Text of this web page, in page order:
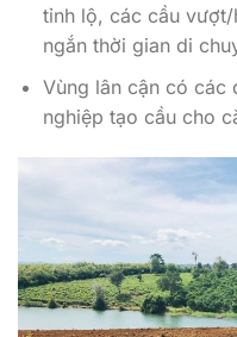
tỉnh lộ, các cầu
ngắn thời gian di
Vùng lân cận có các
nghiệp tạo cầu cho